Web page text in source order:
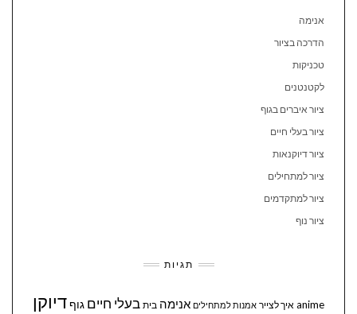
אנימה
הדרכה בציור
טכניקות
לקטנטנים
ציור איברים בגוף
ציור בעלי חיים
ציור דיוקנאות
ציור למתחילים
ציור למתקדמים
ציור נוף
תגיות
anime איך לצייר אמנות למתחילים אנימה בית בעלי חיים גוףדיוקן